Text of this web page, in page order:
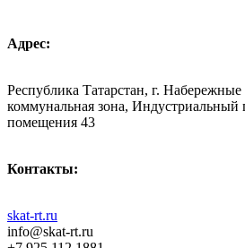
Адрес:
Республика Татарстан, г.
коммунальная зона, Индустриальный
помещения 43
Контакты:
skat-rt.ru
info@skat-rt.ru